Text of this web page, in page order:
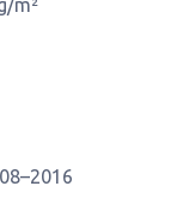
m²